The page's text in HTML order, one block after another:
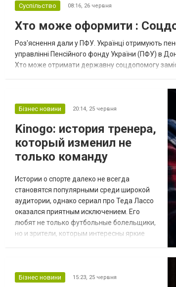
Суспільство 08:16, 26 червня
Хто може оформити :
Роз'яснення дали у ПФУ. Українці отримують
управлінні Пенсійного фонду України (ПФУ) в
Хто може отримати державну соцдопомогу
Бізнес новини 20:14, 25 червня
Kinogo: история тренера,
который изменил не
только команду
Истории о спорте далеко не всегда
становятся популярными среди широкой
аудитории, однако сериал про Теда Лассо
оказался приятным исключением. Его
любят не только футбольные болельщики,
но и зрители, которым интересны яркие
Kinogo, отмечают, что сериал не теряет
Бізнес новини 15:23, 25 червня